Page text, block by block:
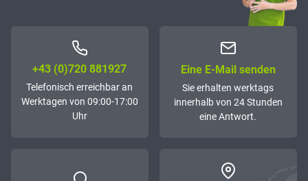
+43 (0)72­0 881927
Telefonisch erreichbar an
Werktagen von 09:00-17:00
Uhr
Eine E-Mail senden
Sie erhalten werktags
innerhalb von 24 Stunden
eine Antwort.